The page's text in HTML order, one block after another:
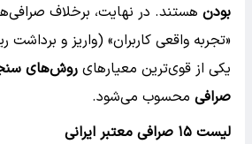
بودن هستند. در نهایت، برخلاف
«تجربه واقعی کاربران» (واریز و
یکی از قوی‌ترین معیارهای روش‌های
صرافی محسوب می‌شود.
لیست ۱۵ صرافی معتبر ایرانی